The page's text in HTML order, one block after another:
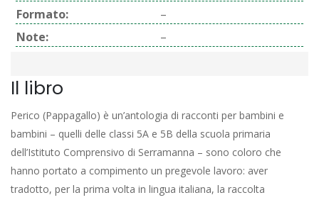
Formato:
–
Note:
–
Il libro
Perico (Pappagallo) è un’antologia di racconti per bambini e
bambini – quelli delle classi 5A e 5B della scuola primaria
dell’Istituto Comprensivo di Serramanna – sono coloro che
hanno portato a compimento un pregevole lavoro: aver
tradotto, per la prima volta in lingua italiana, la raccolta